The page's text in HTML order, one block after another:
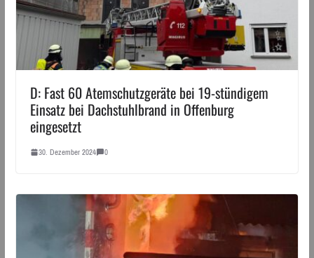
D: Fast 60 Atemschutzgeräte bei 19-stündigem
Einsatz bei Dachstuhlbrand in Offenburg
eingesetzt
30. Dezember 2024 0